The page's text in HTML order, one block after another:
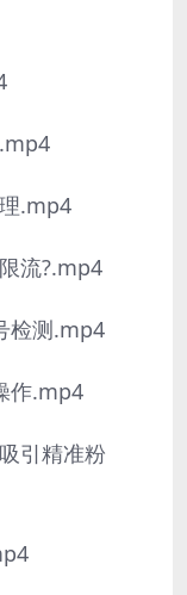
.mp4
流?.mp4
检测.mp4
作.mp4
引精准粉